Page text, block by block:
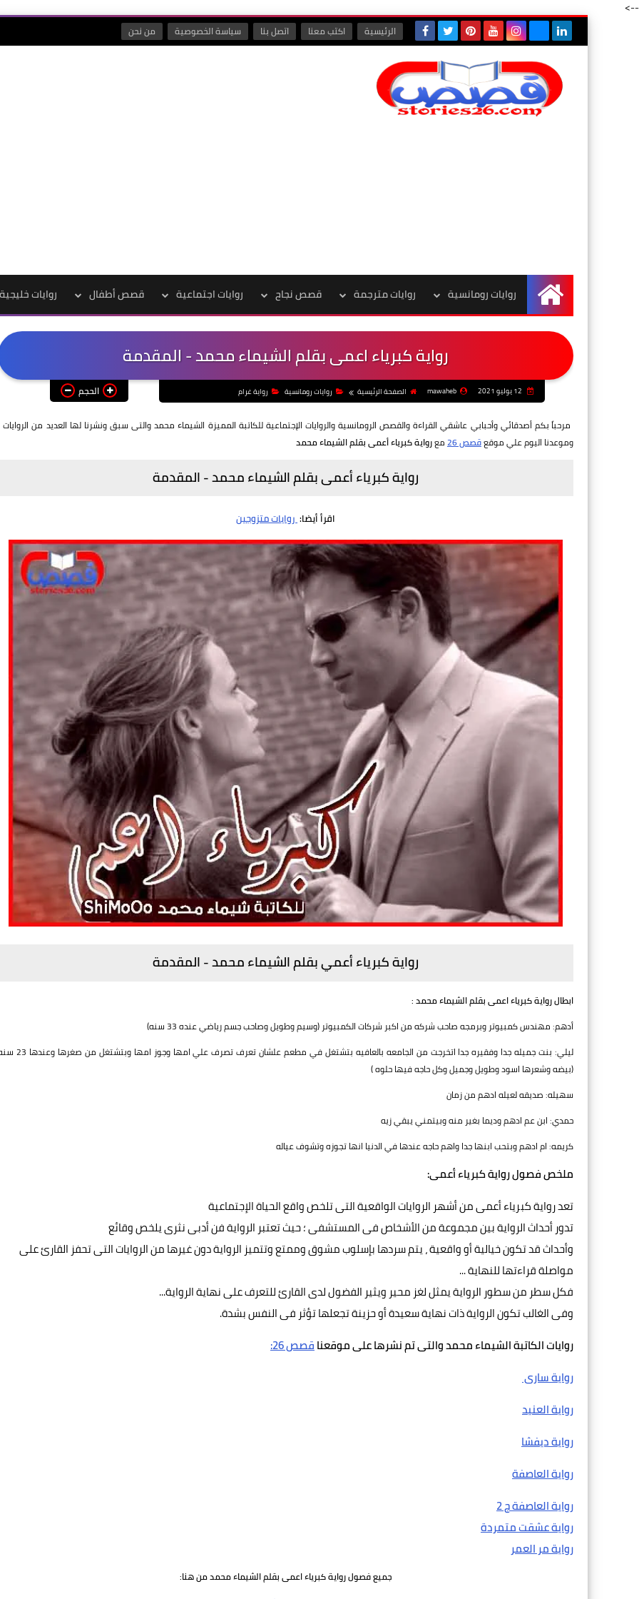
-->
الرئيسية اكتب معنا اتصل بنا سياسة الخصوصية من نحن
الرئيسية
روايات رومانسية روايات مترجمة قصص نجاح روايات اجتماعية قصص أطفال روايات خليجية
رواية كبرياء اعمى بقلم الشيماء محمد - المقدمة
mawaheb الصفحة الرئيسية روايات رومانسية رواية غرام الحجم
مرحباً بكم أصدقائي وأحبابي عاشقي القراءة والقصص الرومانسية والروايات الإجتماعية للكاتبة المميزة الشيماء محمد والتى سبق ونشرنا لها العديد من الروايات
وموعدنا اليوم علي موقعقصص 26 معرواية كبرياء أعمى بقلم الشيماء محمد
رواية كبرياء أعمى بقلم الشيماء محمد - المقدمة
اقرأ أيضا: روايات متزوجين
رواية كبرياء أعمي بقلم الشيماء محمد - المقدمة
ابطال رواية كبرياء اعمى بقلم الشيماء محمد :
أدهم: مهندس كمبيوتر وبرمجه صاحب شركه من اكبر شركات الكمبيوتر (وسيم وطويل وصاحب جسم رياضي عنده 33 سنه)
ليلي: بنت جميله جدا وفقيره جدا اتخرجت من الجامعه بالعافيه بتشتغل في مطعم علشان تعرف تصرف علي امها وجوز
(بيضه وشعرها اسود وطويل وجميل وكل حاجه فيها حلوه )
سهيله: صديقه لعيله ادهم من زمان
حمدي: ابن عم ادهم وديما بغير منه وبيتمني يبقي زيه
كريمه: ام ادهم وبتحب ابنها جدا واهم حاجه عندها في الدنيا انها تجوزه وتشوف عياله
ملخص فصول رواية كبرياء أعمى:
تعد رواية كبرياء أعمى من أشهر الروايات الواقعية التى تلخص واقع الحياة الإجتماعية
تدور أحداث الرواية بين مجموعة من الأشخاص فى المستشفى ؛ حيث تعتبر الرواية فن أدبى نثرى يلخص وقائع
وأحداث قد تكون خيالية أو واقعية ، يتم سردها بإسلوب مشوق وممتع وتتميز الرواية دون غيرها من الروايات التى تحفز القارئ على
مواصلة قراءتها للنهاية ...
فكل سطر من سطور الرواية يمثل لغز محير ويثير الفضول لدى القارئ للتعرف على نهاية الرواية...
وفى الغالب تكون الرواية ذات نهاية سعيدة أو حزينة تجعلها تؤثر فى النفس بشدة.
روايات الكاتبة الشيماء محمد والتى تم نشرها على موقعناقصص 26:
رواية سارى
رواية العنيد
رواية ديفشا
رواية العاصفة
رواية العاصفة ج 2
رواية عشقت متمردة
رواية مر العمر
جميع فصول رواية كبرياء اعمى بقلم الشيماء محمد من هنا: